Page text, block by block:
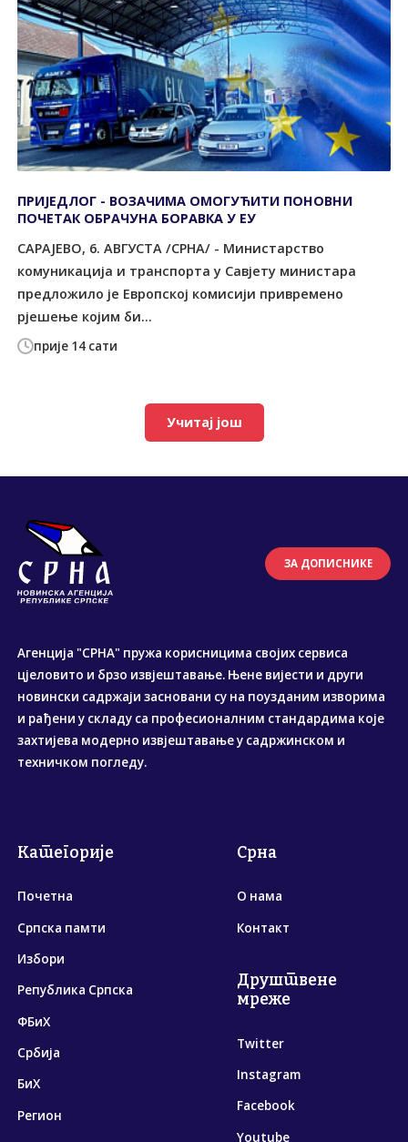
прије 14 сати
ПРИЈЕДЛОГ - ВОЗАЧИМА ОМОГУЋИТИ ПОНОВНИ
ПОЧЕТАК ОБРАЧУНА БОРАВКА У ЕУ
САРАЈЕВО, 6. АВГУСTА /СРНА/ - Министарство
комуникација и транспорта у Савјету министара
предложило је Европској комисији привремено
рјешење којим би...
Учитај још
ЗА ДОПИСНИКЕ
Агенција "СРНА" пружа корисницима својих сервиса
цјеловито и брзо извјештавање. Њене вијести и други
новински садржаји засновани су на поузданим изворима
и рађени у складу са професионалним стандардима које
захтијева модерно извјештавање у садржинском и
техничком погледу.
Категорије
Почетна
Српска памти
Избори
Република Српска
ФБиХ
Србија
БиХ
Регион
Срна
О нама
Контакт
Друштвене
мреже
Twitter
Instagram
Facebook
Youtube